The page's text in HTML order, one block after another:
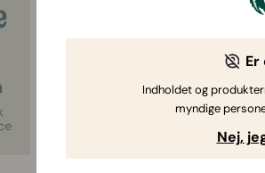
til 7. Kan dyrkes
Rig,
jord med
masser af
kompost.
Er
Indholdet og
myndige
Nej,